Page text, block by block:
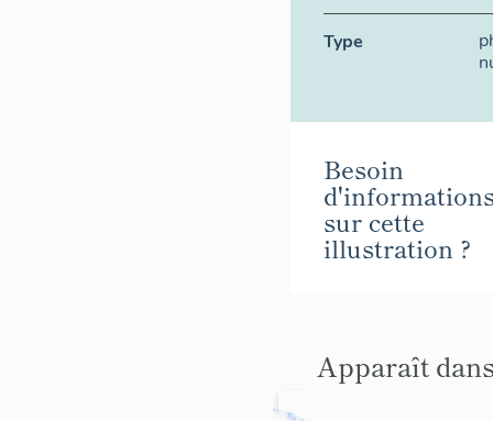
Type
Besoin
sur cette
illustration ?
Apparaît